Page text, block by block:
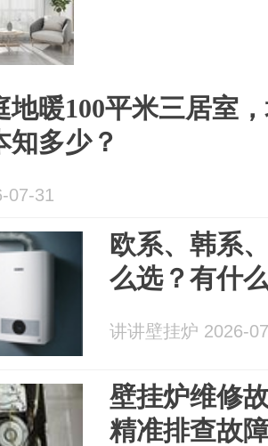
地暖100平米三居室
知多少？
07-31
欧系、韩系
么选？有什
讲讲壁挂炉 2026-
壁挂炉维修
精准排查故